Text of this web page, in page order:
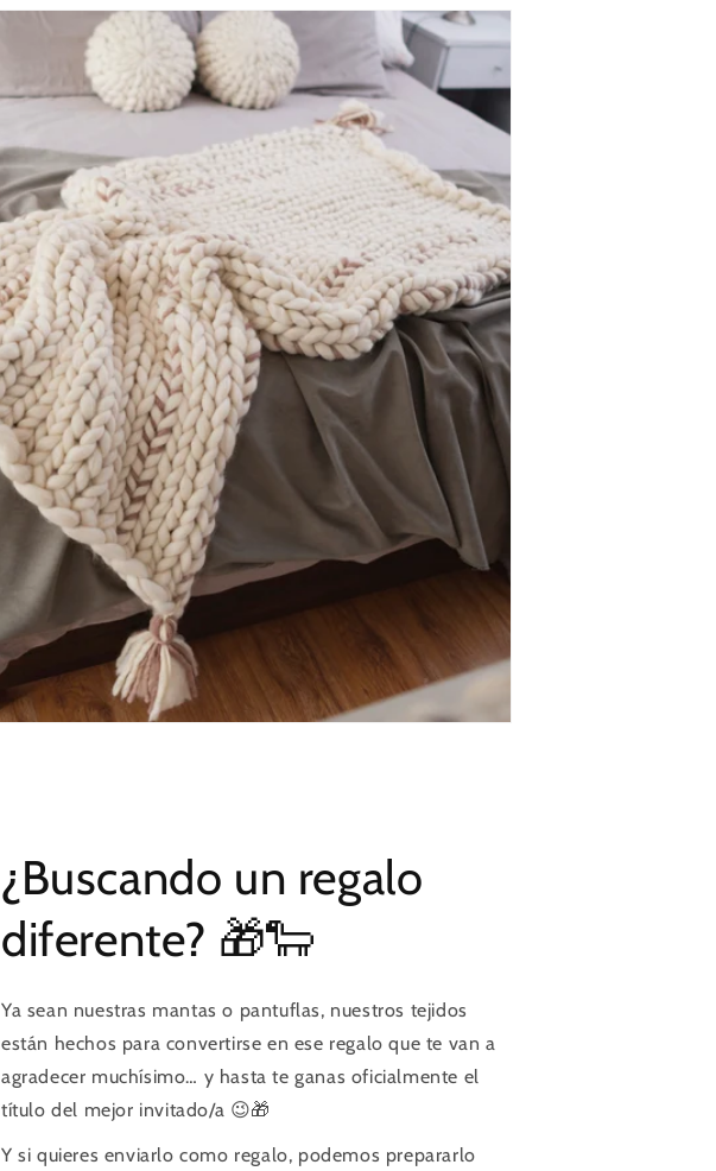
¿Buscando un regalo
diferente? 🎁🐑
Ya sean nuestras mantas o pantuflas, nuestros tejidos
están hechos para convertirse en ese regalo que te van a
agradecer muchísimo… y hasta te ganas oficialmente el
título del mejor invitado/a 😉🎁
Y si quieres enviarlo como regalo, podemos prepararlo